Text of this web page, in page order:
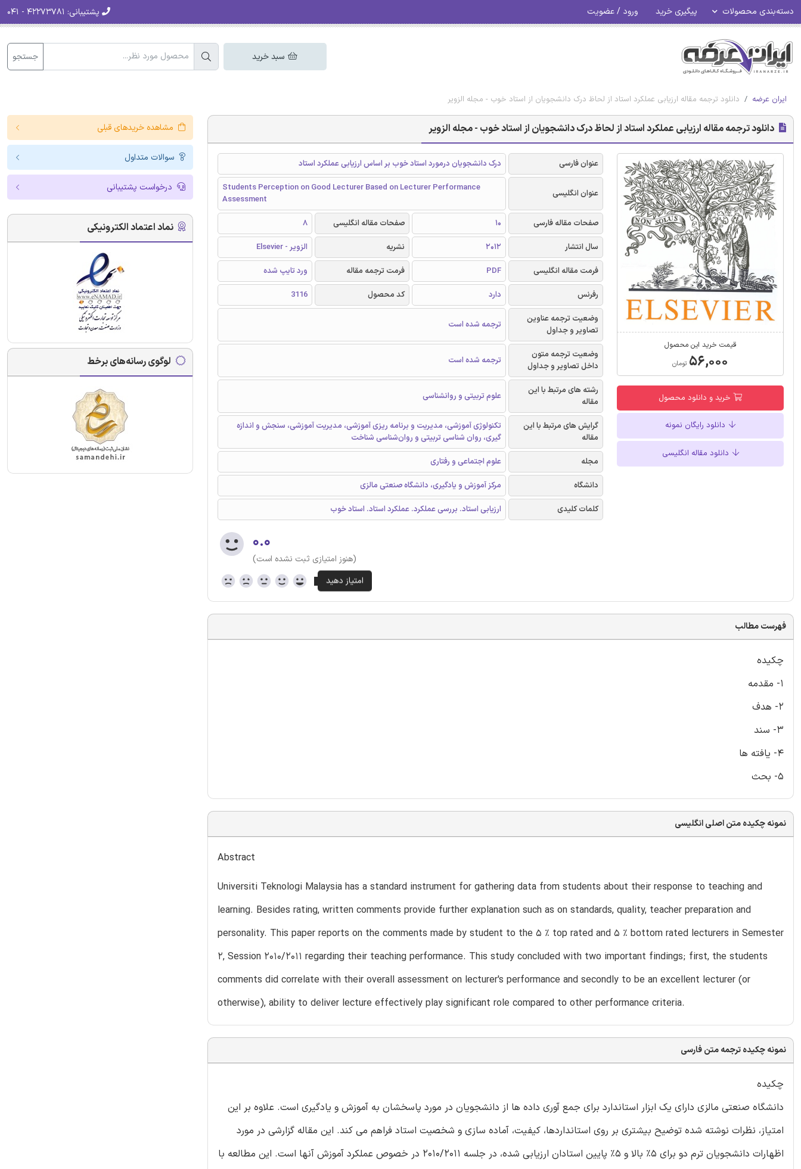
دسته‌بندی محصولات پیگیری خرید ورود / عضویت پشتیبانی:
سبد خرید جستجو
ایران عرضه دانلود ترجمه مقاله ارزیابی عملکرد استاد از لحاظ درک دانشجویان از استاد خوب - مجله الزویر
دانلود ترجمه مقاله ارزیابی عملکرد استاد از لحاظ درک دانشجویان از استاد خوب - مجله الزویر
قیمت خرید این محصول
۵۶,۰۰۰ تومان
خرید و دانلود محصول
دانلود رایگان نمونه
دانلود مقاله انگلیسی
عنوان فارسی درک دانشجویان درمورد استاد خوب بر اساس ارزیابی عملکرد استاد
عنوان انگلیسی
Students Perception on Good Lecturer Based on Lecturer Performance
Assessment
صفحات مقاله فارسی
10 صفحات مقاله انگلیسی
8
سال انتشار
2012 نشریه
الزویر - Elsevier
فرمت مقاله انگلیسی
PDF فرمت ترجمه مقاله
ورد تایپ شده
رفرنس
دارد کد محصول
3116
وضعیت ترجمه عناوین
تصاویر و جداول
ترجمه شده است
وضعیت ترجمه متون
داخل تصاویر و جداول
ترجمه شده است
رشته های مرتبط با این
مقاله
علوم تربیتی و روانشناسی
گرایش های مرتبط با این
مقاله
تكنولوژی آموزشی، مدیریت و برنامه ریزی آموزشی، مدیریت آموزشی، سنجش و اندازه
گیری، روان شناسی تربیتی و روان‌شناسی شناخت
مجله
علوم اجتماعی و رفتاری
دانشگاه
مرکز آموزش و یادگیری، دانشگاه صنعتی مالزی
کلمات کلیدی
ارزیابی استاد. بررسی عملکرد. عملکرد استاد. استاد خوب
۰.۰
(هنوز امتیازی ثبت نشده است)
فهرست مطالب
چکیده
۱- مقدمه
۲- هدف
۳- سند
۴- یافته ها
۵- بحث
نمونه چکیده متن اصلی انگلیسی
Abstract
Universiti Teknologi Malaysia has a standard instrument for gathering data from students about their response to teaching and
learning. Besides rating, written comments provide further explanation such as on standards, quality, teacher preparation and
personality. This paper reports on the comments made by student to the 5 % top rated and 5 % bottom rated lecturers in Semester
2, Session 2010/2011 regarding their teaching performance. This study concluded with two important findings; first, the students
comments did correlate with their overall assessment on lecturer's performance and secondly to be an excellent lecturer (or
otherwise), ability to deliver lecture effectively play significant role compared to other performance criteria.
نمونه چکیده ترجمه متن فارسی
چکیده
دانشگاه صنعتی مالزی دارای یک ابزار استاندارد برای جمع آوری داده ها از دانشجویان در مورد پاسخشان به آموزش و یادگیری است. علاوه بر این
امتیاز، نظرات نوشته شده توضیح بیشتری بر روی استانداردها، کیفیت، آماده سازی و شخصیت استاد فراهم می کند. این مقاله گزارشی در مورد
اظهارات دانشجویان ترم دو برای 5٪ بالا و 5٪ پایین استادان ارزیابی شده، در جلسه 2010/2011 در خصوص عملکرد آموزش آنها است. این مطالعه با
مشاهده خریدهای قبلی
سوالات متداول
درخواست پشتیبانی
نماد اعتماد الکترونیکی
لوگوی رسانه‌های برخط